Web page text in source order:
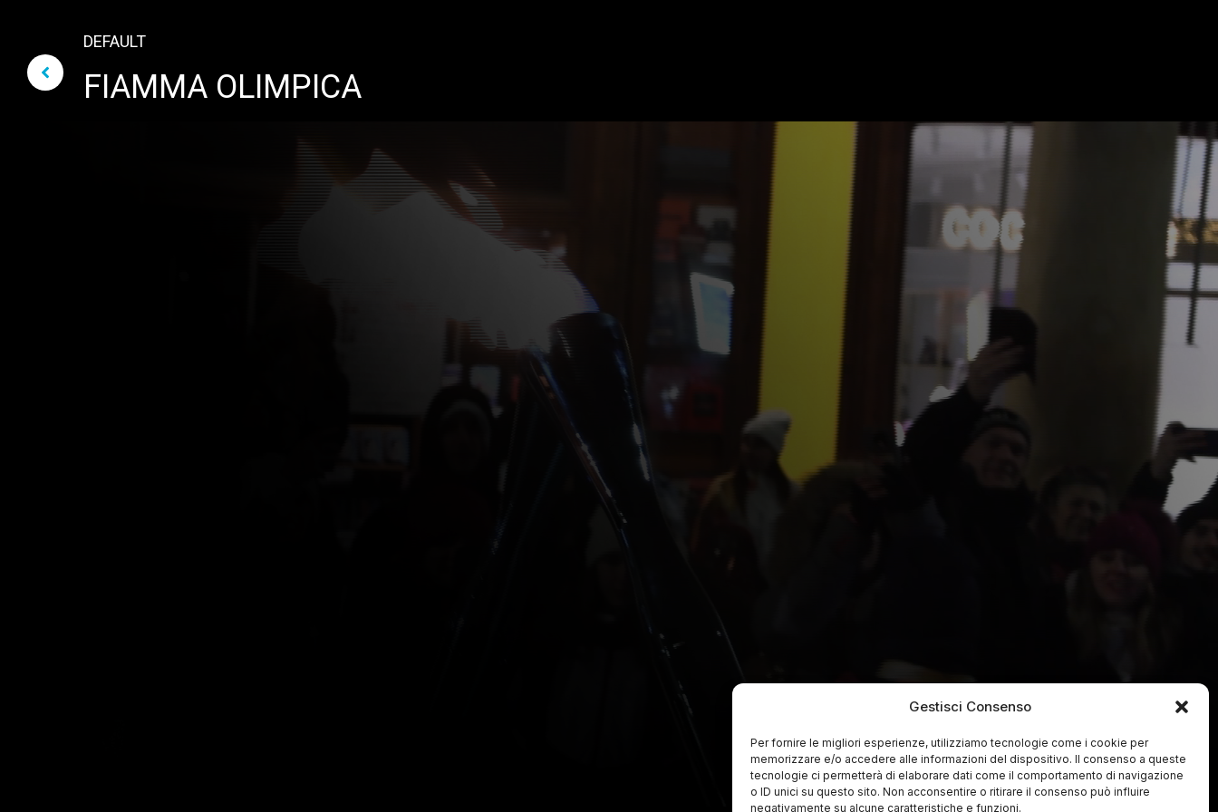
Gestisci Consenso
Per fornire le migliori esperienze, utilizziamo tecnologie come i cookie per
memorizzare e/o accedere alle informazioni del dispositivo. Il consenso a queste
tecnologie ci permetterà di elaborare dati come il comportamento di navigazione
o ID unici su questo sito. Non acconsentire o ritirare il consenso può influire
negativamente su alcune caratteristiche e funzioni.